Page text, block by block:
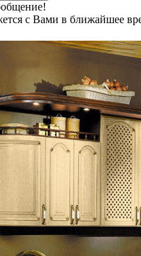
с Вами в ближайшее